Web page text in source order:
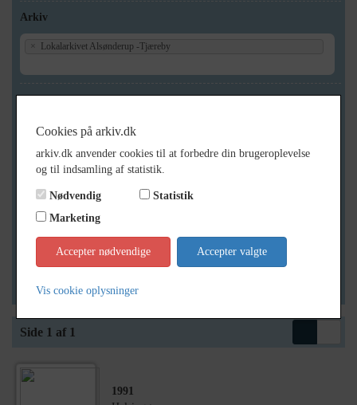
Arkiv
× Lokalarkivet Alsønderup -Tjæreby
Geografi
Generelt
Vis kun med billeder
Vis kun med filmklip
Vis kun med lydklip
Vis kun med geo-tag
Side 1 af 1
1991
Cookies på arkiv.dk
arkiv.dk anvender cookies til at forbedre din brugeroplevelse
og til indsamling af statistik.
Nødvendig
Statistik
Marketing
Accepter nødvendige Accepter valgte
Vis cookie oplysninger